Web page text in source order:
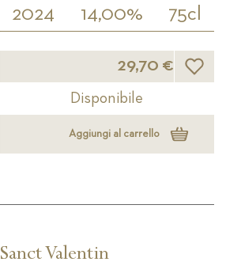
2024 14,00% 75cl
29,70 € Lista
Disponibile
Aggiungi al carrello
Sanct Valentin